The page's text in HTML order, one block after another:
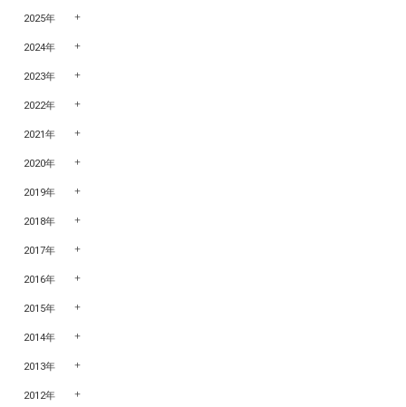
2025年
2024年
2023年
2022年
2021年
2020年
2019年
2018年
2017年
2016年
2015年
2014年
2013年
2012年